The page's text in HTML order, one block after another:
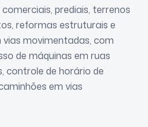
prediais, terrenos
reformas estruturais e
movimentadas, com
de máquinas em ruas
controle de horário de
em vias